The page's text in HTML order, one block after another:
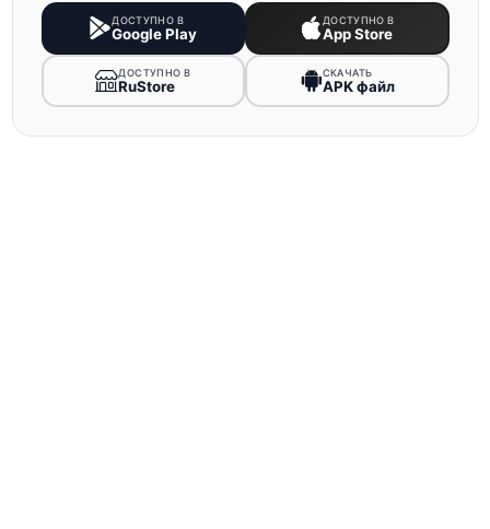
ДОСТУПНО В
Google Play
ДОСТУПНО В
App Store
ДОСТУПНО В
RuStore
СКАЧАТЬ
APK файл